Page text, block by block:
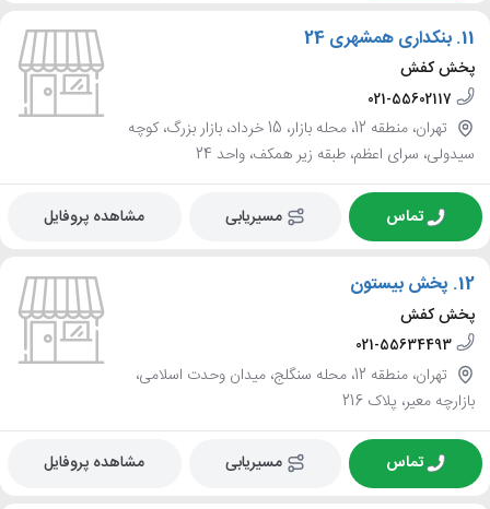
11. بنکداری همشهری 24
پخش کفش
021-55602117
تهران، منطقه 12، محله بازار، 15 خرداد، بازار بزرگ، کوچه
سیدولی، سرای اعظم، طبقه زیر همکف، واحد 24
تماس مسیریابی مشاهده پروفایل
12. پخش بیستون
پخش کفش
021-55634493
تهران، منطقه 12، محله سنگلج، میدان وحدت اسلامی،
بازارچه معیر، پلاک 216
تماس مسیریابی مشاهده پروفایل